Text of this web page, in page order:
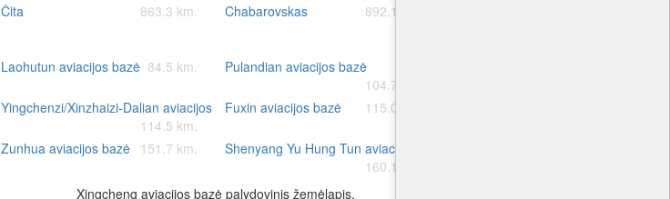
Čita 863.3 km. Chabarovskas 892.1 km.
Laohutun aviacijos bazė 84.5 km.
Pulandian aviacijos bazė
104.7 km.
Yingchenzi/Xinzhaizi-Dalian aviacijos bazė
114.5 km.
Fuxin aviacijos bazė 115.0 km.
Zunhua aviacijos bazė 151.7 km.
Shenyang Yu Hung Tun aviacijos bazė
160.1 km.
Xingcheng aviacijos bazė palydovinis žemėlapis.